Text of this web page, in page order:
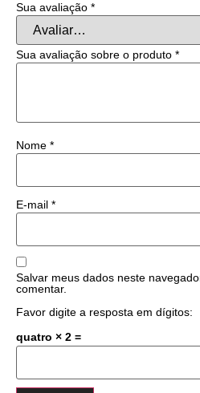
Sua avaliação *
Sua avaliação sobre o produto *
Nome *
E-mail *
Salvar meus dados neste
comentar.
Favor digite a resposta em dígitos:
quatro × 2 =